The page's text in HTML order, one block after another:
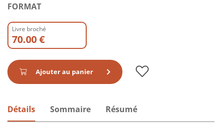
FORMAT
Livre broché
70.00 €
Ajouter au panier
Détails Sommaire Résumé